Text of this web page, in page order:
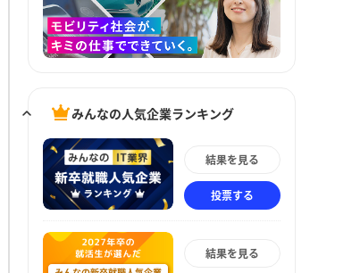
みんなの人気企業ランキング
結果を見る
投票する
結果を見る